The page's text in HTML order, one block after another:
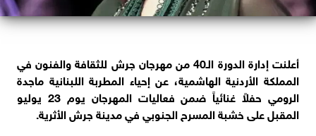
أعلنت إدارة الدورة الـ40 من مهرجان جرش للثقافة والفنون في
المملكة الأردنية الهاشمية، عن إحياء المطربة اللبنانية ماجدة
الرومي حفلاً غنائياً ضمن فعاليات المهرجان يوم 23 يوليو
المقبل على خشبة المسرح الجنوبي في مدينة جرش الأثرية.